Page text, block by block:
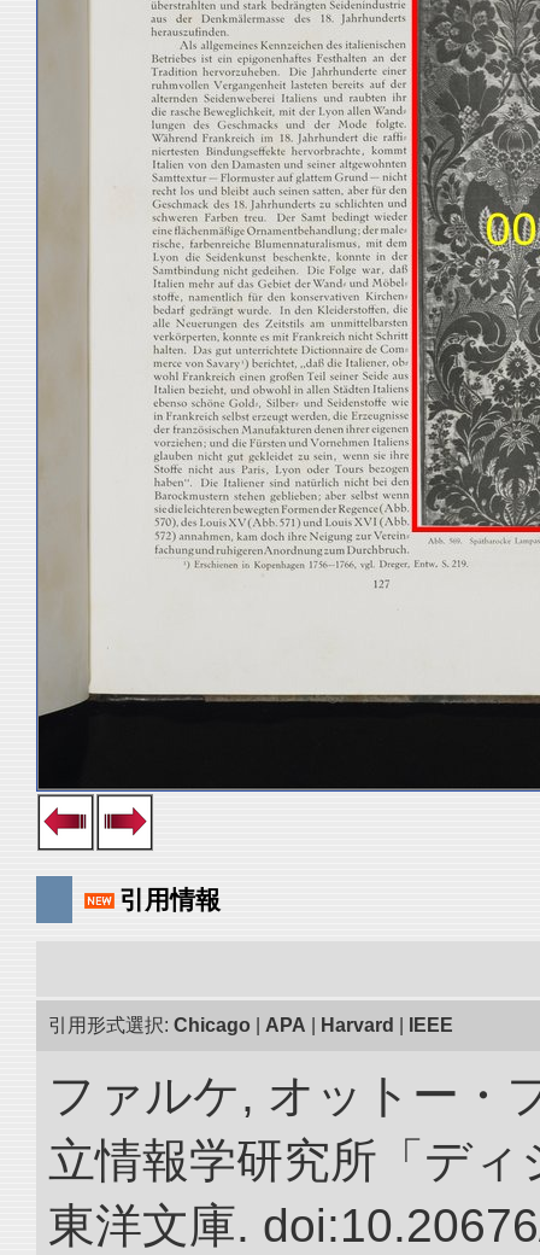
引用情報
引用形式選択: Chicago APA Harvard IEEE
ファルケ, オットー・
立情報学研究所「デ
東洋文庫.